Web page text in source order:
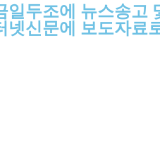
두조에 뉴스송고
신문에 보도자료